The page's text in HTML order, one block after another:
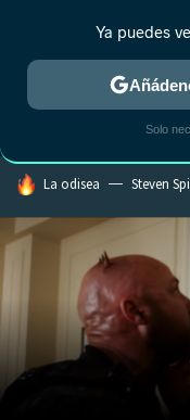
MENÚ
ESTRENOS
HOY SE HABLA DE
La odisea Steven
Ya puedes
Solo